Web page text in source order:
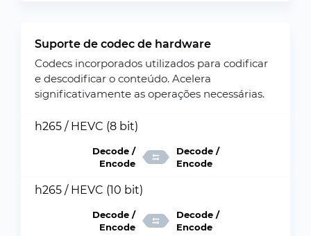
Suporte de codec de hardware
Codecs incorporados utilizados para codificar
e descodificar o conteúdo. Acelera
significativamente as operações necessárias.
h265 / HEVC (8 bit)
Decode /
Encode
Decode /
Encode
h265 / HEVC (10 bit)
Decode /
Encode
Decode /
Encode